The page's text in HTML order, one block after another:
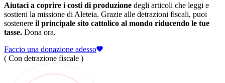
Aiutaci a coprire i costi di produzione degli articoli che leggi e
sostieni la missione di Aleteia. Grazie alle detrazioni fiscali, puoi
sostenere il principale sito cattolico al mondo riducendo le tue
tasse. Dona ora.
Faccio una donazione adesso
( Con detrazione fiscale )